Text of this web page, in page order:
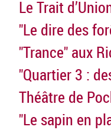
Le Trait
"Le dire des
"Trance" aux
"Quartier 3 :
Théâtre de
"Le sapin en